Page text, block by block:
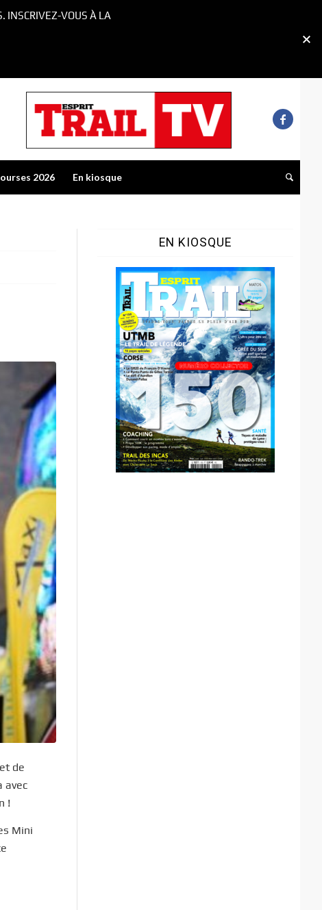
2026 En kiosque
de
avec
!
Mini
EN KIOSQUE
INSCRIVEZ-VOUS À LA